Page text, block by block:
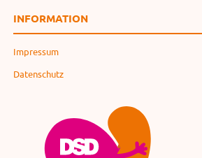
INFORMATION
Impressum
Datenschutz